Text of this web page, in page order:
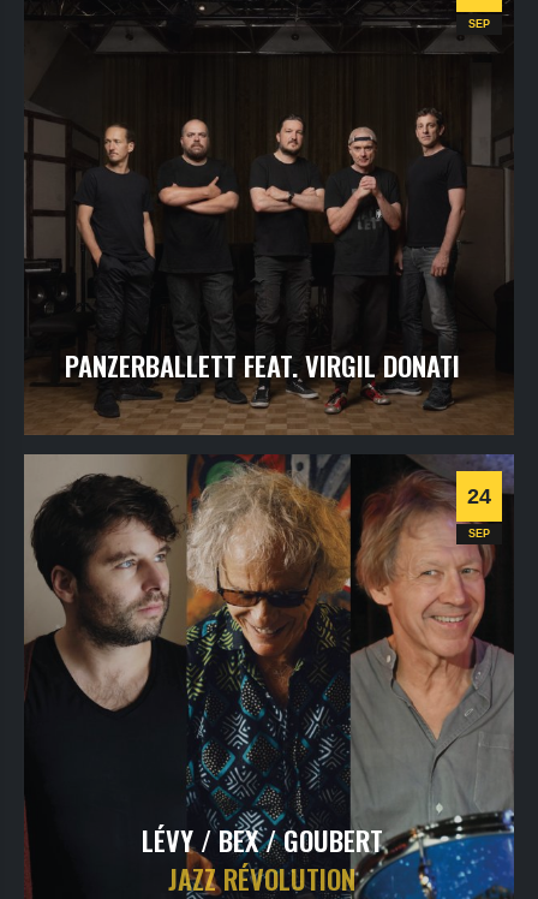
Progressive SEP
PANZERBALLETT FEAT. VIRGIL DONATI
mercredi23sept2026- 20h30 - Le Triton
Informations Billetterie
Jazz
24
SEP
LÉVY / BEX / GOUBERT
JAZZ RÉVOLUTION